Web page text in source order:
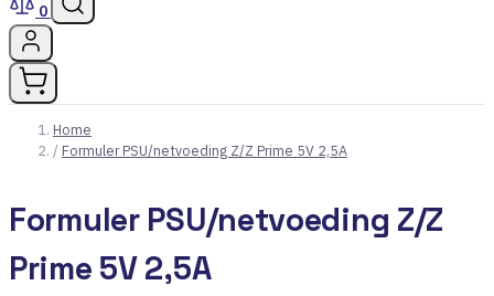
0
Home
/ Formuler PSU/netvoeding Z/Z Prime 5V 2,5A
Formuler PSU/netvoeding Z/Z
Prime 5V 2,5A